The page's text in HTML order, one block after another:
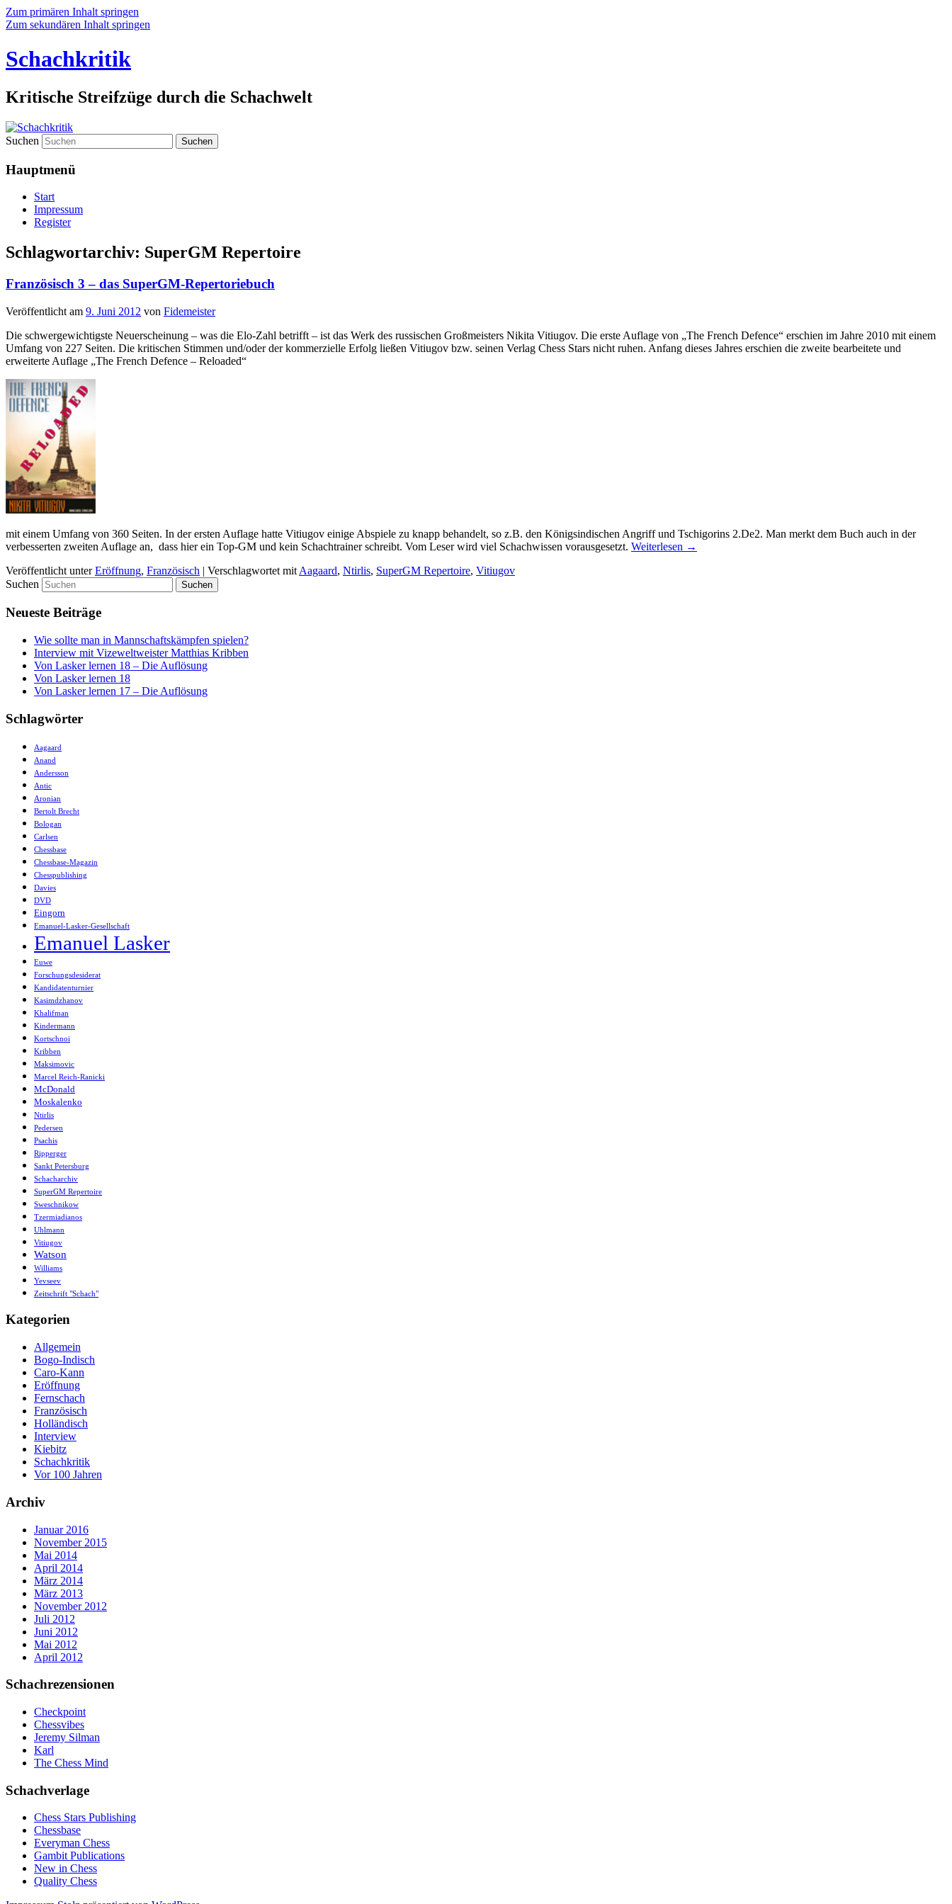
Zum primären Inhalt springen
Zum sekundären Inhalt springen
Schachkritik
Kritische Streifzüge durch die Schachwelt
Suchen
Hauptmenü
Start
Impressum
Register
Schlagwortarchiv: SuperGM Repertoire
Französisch 3 – das SuperGM-Repertoriebuch
Veröffentlicht am 9. Juni 2012 von Fidemeister
Die schwergewichtigste Neuerscheinung – was die Elo-Zahl betrifft – ist das Werk des russischen Großmeisters Nikita Vitiugov. Die erste Auflage von „The French Defence“ erschien im Jahre 2010 mit einem
Umfang von 227 Seiten. Die kritischen Stimmen und/oder der kommerzielle Erfolg ließen Vitiugov bzw. seinen Verlag Chess Stars nicht ruhen. Anfang dieses Jahres erschien die zweite bearbeitete und
erweiterte Auflage „The French Defence – Reloaded“
mit einem Umfang von 360 Seiten. In der ersten Auflage hatte Vitiugov einige Abspiele zu knapp behandelt, so z.B. den Königsindischen Angriff und Tschigorins 2.De2. Man merkt dem Buch auch in der
verbesserten zweiten Auflage an, dass hier ein Top-GM und kein Schachtrainer schreibt. Vom Leser wird viel Schachwissen vorausgesetzt. Weiterlesen →
Veröffentlicht unter Eröffnung, Französisch | Verschlagwortet mit Aagaard, Ntirlis, SuperGM Repertoire, Vitiugov
Suchen
Neueste Beiträge
Wie sollte man in Mannschaftskämpfen spielen?
Interview mit Vizeweltweister Matthias Kribben
Von Lasker lernen 18 – Die Auflösung
Von Lasker lernen 18
Von Lasker lernen 17 – Die Auflösung
Schlagwörter
Aagaard
Anand
Andersson
Antic
Aronian
Bertolt Brecht
Bologan
Carlsen
Chessbase
Chessbase-Magazin
Chesspublishing
Davies
DVD
Eingorn
Emanuel-Lasker-Gesellschaft
Emanuel Lasker
Euwe
Forschungsdesiderat
Kandidatenturnier
Kasimdzhanov
Khalifman
Kindermann
Kortschnoi
Kribben
Maksimovic
Marcel Reich-Ranicki
McDonald
Moskalenko
Ntirlis
Pedersen
Psachis
Ripperger
Sankt Petersburg
Schacharchiv
SuperGM Repertoire
Sweschnikow
Tzermiadianos
Uhlmann
Vitiugov
Watson
Williams
Yevseev
Zeitschrift "Schach"
Kategorien
Allgemein
Bogo-Indisch
Caro-Kann
Eröffnung
Fernschach
Französisch
Holländisch
Interview
Kiebitz
Schachkritik
Vor 100 Jahren
Archiv
Januar 2016
November 2015
Mai 2014
April 2014
März 2014
März 2013
November 2012
Juli 2012
Juni 2012
Mai 2012
April 2012
Schachrezensionen
Checkpoint
Chessvibes
Jeremy Silman
Karl
The Chess Mind
Schachverlage
Chess Stars Publishing
Chessbase
Everyman Chess
Gambit Publications
New in Chess
Quality Chess